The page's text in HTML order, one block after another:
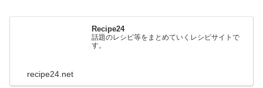
Recipe24
話題のレシピ等をまとめていくレシピサイトで
す。
recipe24.net